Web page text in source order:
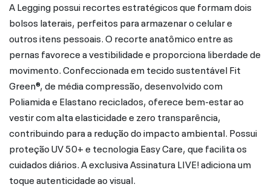
A Legging possui recortes estratégicos que formam dois
bolsos laterais, perfeitos para armazenar o celular e
outros itens pessoais. O recorte anatômico entre as
pernas favorece a vestibilidade e proporciona liberdade de
movimento. Confeccionada em tecido sustentável Fit
Green®, de média compressão, desenvolvido com
Poliamida e Elastano reciclados, oferece bem-estar ao
vestir com alta elasticidade e zero transparência,
contribuindo para a redução do impacto ambiental. Possui
proteção UV 50+ e tecnologia Easy Care, que facilita os
cuidados diários. A exclusiva Assinatura LIVE! adiciona um
toque autenticidade ao visual.